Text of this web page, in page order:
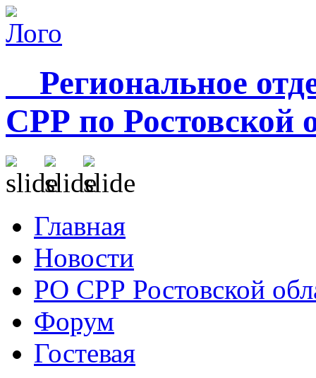
Региональное
СРР по Ростовской
Главная
Новости
РО СРР Ростовской
Форум
Гостевая